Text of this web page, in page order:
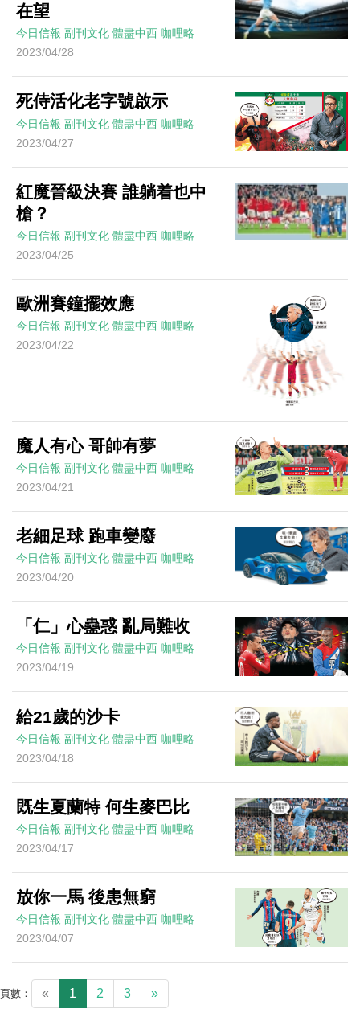
在望
今日信報 副刊文化 體盡中西 咖哩略
2023/04/28
死侍活化老字號啟示
今日信報 副刊文化 體盡中西 咖哩略
2023/04/27
紅魔晉級決賽 誰躺着也中
槍？
今日信報 副刊文化 體盡中西 咖哩略
2023/04/25
歐洲賽鐘擺效應
今日信報 副刊文化 體盡中西 咖哩略
2023/04/22
魔人有心 哥帥有夢
今日信報 副刊文化 體盡中西 咖哩略
2023/04/21
老細足球 跑車變廢
今日信報 副刊文化 體盡中西 咖哩略
2023/04/20
「仁」心蠱惑 亂局難收
今日信報 副刊文化 體盡中西 咖哩略
2023/04/19
給21歲的沙卡
今日信報 副刊文化 體盡中西 咖哩略
2023/04/18
既生夏蘭特 何生麥巴比
今日信報 副刊文化 體盡中西 咖哩略
2023/04/17
放你一馬 後患無窮
今日信報 副刊文化 體盡中西 咖哩略
2023/04/07
頁數： « 1 2 3 »